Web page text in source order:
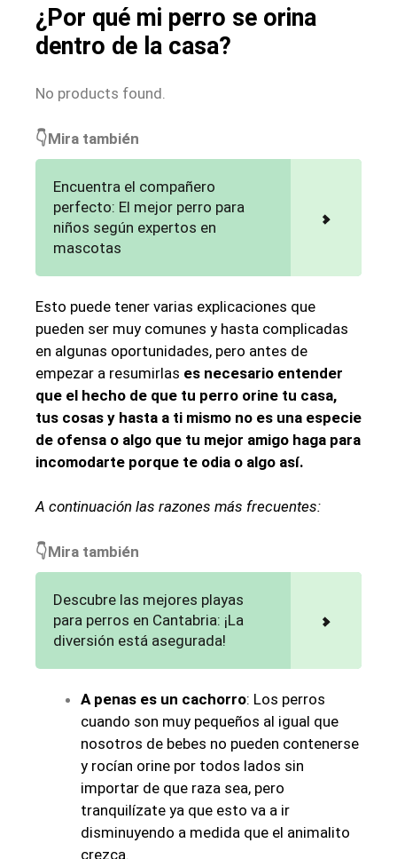
¿Por qué mi perro se orina
dentro de la casa?
No products found.
👇Mira también
Encuentra el compañero
perfecto: El mejor perro para
niños según expertos en
mascotas
Esto puede tener varias explicaciones que
pueden ser muy comunes y hasta complicadas
en algunas oportunidades, pero antes de
empezar a resumirlas es necesario entender
que el hecho de que tu perro orine tu casa,
tus cosas y hasta a ti mismo no es una especie
de ofensa o algo que tu mejor amigo haga para
incomodarte porque te odia o algo así.
A continuación las razones más frecuentes:
👇Mira también
Descubre las mejores playas
para perros en Cantabria: ¡La
diversión está asegurada!
A penas es un cachorro: Los perros
cuando son muy pequeños al igual que
nosotros de bebes no pueden contenerse
y rocían orine por todos lados sin
importar de que raza sea, pero
tranquilízate ya que esto va a ir
disminuyendo a medida que el animalito
crezca.